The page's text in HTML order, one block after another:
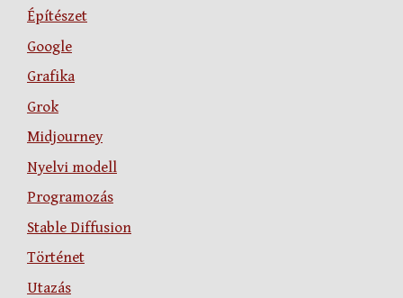
Építészet
Google
Grafika
Grok
Midjourney
Nyelvi modell
Programozás
Stable Diffusion
Történet
Utazás